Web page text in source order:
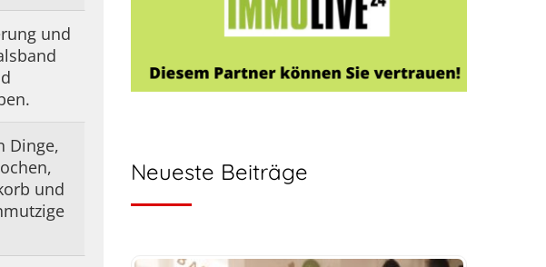
und
Dinge,
und
Neueste Beiträge